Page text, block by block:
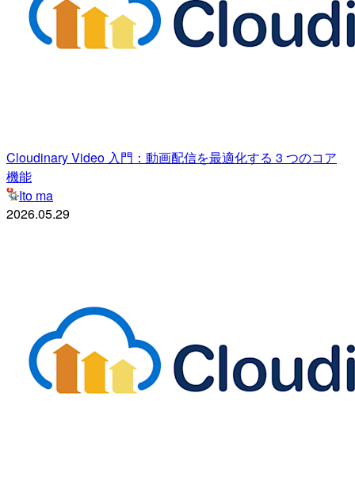
Cloudinary Video 入門：動画配信を最適化する 3 つのコア
機能
Ito ma
2026.05.29